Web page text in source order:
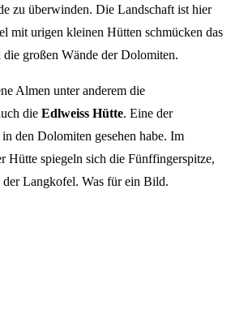
zu überwinden. Die Landschaft ist hier
mit urigen kleinen Hütten schmücken das
großen Wände der Dolomiten.
Almen unter anderem die
die Edlweiss Hütte. Eine der
den Dolomiten gesehen habe. Im
Hütte spiegeln sich die Fünffingerspitze,
Langkofel. Was für ein Bild.